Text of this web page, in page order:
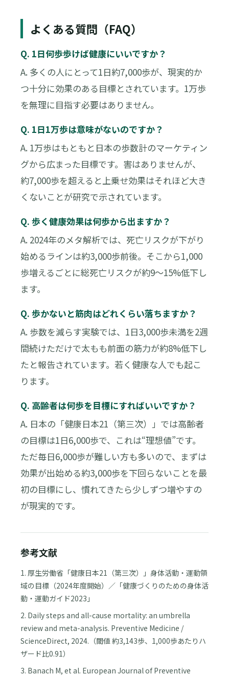
よくある質問（FAQ）
Q. 1日何歩歩けば健康にいいですか？
A. 多くの人にとって1日約7,000歩が、現実的か
つ十分に効果のある目標とされています。1万歩
を無理に目指す必要はありません。
Q. 1日1万歩は意味がないのですか？
A. 1万歩はもともと日本の歩数計のマーケティン
グから広まった目標です。害はありませんが、
約7,000歩を超えると上乗せ効果はそれほど大き
くないことが研究で示されています。
Q. 歩く健康効果は何歩から出ますか？
A. 2024年のメタ解析では、死亡リスクが下がり
始めるラインは約3,000歩前後。そこから1,000
歩増えるごとに総死亡リスクが約9〜15%低下し
ます。
Q. 歩かないと筋肉はどれくらい落ちますか？
A. 歩数を減らす実験では、1日3,000歩未満を2週
間続けただけで太もも前面の筋力が約8%低下し
たと報告されています。若く健康な人でも起こ
ります。
Q. 高齢者は何歩を目標にすればいいですか？
A. 日本の「健康日本21（第三次）」では高齢者
の目標は1日6,000歩で、これは“理想値”です。
ただ毎日6,000歩が難しい方も多いので、まずは
効果が出始める約3,000歩を下回らないことを最
初の目標にし、慣れてきたら少しずつ増やすの
が現実的です。
参考文献
1. 厚生労働省「健康日本21（第三次）」身体活動・運動領
域の目標（2024年度開始）／「健康づくりのための身体活
動・運動ガイド2023」
2. Daily steps and all-cause mortality: an umbrella
review and meta-analysis. Preventive Medicine /
ScienceDirect, 2024.（閾値 約3,143歩、1,000歩あたりハ
ザード比0.91）
3. Banach M, et al. European Journal of Preventive